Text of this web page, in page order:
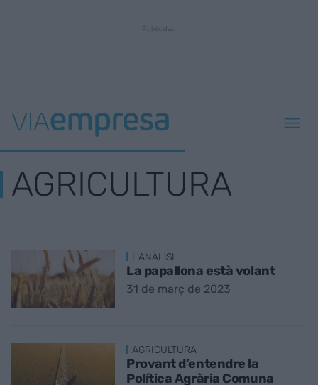
AGRICULTURA
L'ANÀLISI
La papallona està volant
31 de març de 2023
AGRICULTURA
Provant d’entendre la
Política Agrària Comuna